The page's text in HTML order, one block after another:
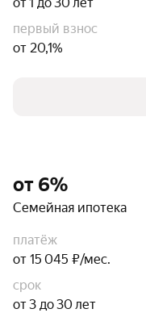
первый взнос
от 20,1%
от 6%
Семейная ипотека
платёж
от 15 045 ₽/мес.
срок
от 3 до 30 лет